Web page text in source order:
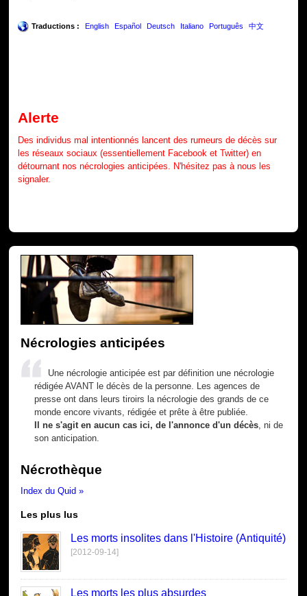
Traductions : English Español Deutsch Italiano Português 中文
Alerte
Des individus mal intentionnés lancent des rumeurs de décès sur
les réseaux sociaux (essentiellement Facebook et Twitter) en
détournant nos nécrologies anticipées. N'hésitez pas à nous les
signaler.
Nécrologies anticipées
Une nécrologie anticipée est par définition une nécrologie
rédigée AVANT le décès de la personne. Les agences de
presse ont dans leurs tiroirs la nécrologie des grands de ce
monde encore vivants, rédigée et prête à être publiée.
Il ne s'agit en aucun cas ici, de l'annonce d'un décès , ni de
son anticipation.
Nécrothèque
Index du Quid »
Les plus lus
Les morts insolites dans l'Histoire (Antiquité)
[2012-09-14]
Les morts les plus absurdes